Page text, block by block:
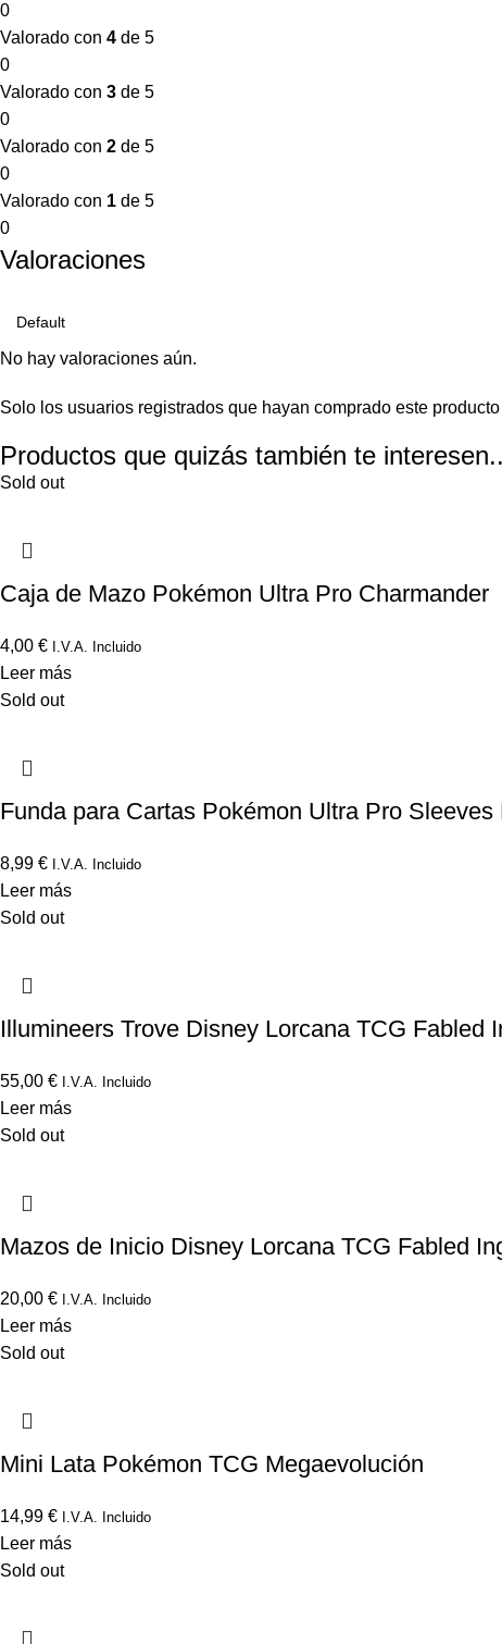
0
Valorado con 4 de 5
0
Valorado con 3 de 5
0
Valorado con 2 de 5
0
Valorado con 1 de 5
0
Valoraciones
No hay valoraciones aún.
Solo los usuarios registrados que hayan comprado este
Productos que quizás también te
Sold out
Caja de Mazo Pokémon Ultra Pro Charmander
4,00 € I.V.A. Incluido
Leer más
Sold out
Funda para Cartas Pokémon Ultra Pro
8,99 € I.V.A. Incluido
Leer más
Sold out
Illumineers Trove Disney Lorcana TCG Fabled
55,00 € I.V.A. Incluido
Leer más
Sold out
Mazos de Inicio Disney Lorcana TCG Fabled
20,00 € I.V.A. Incluido
Leer más
Sold out
Mini Lata Pokémon TCG Megaevolución
14,99 € I.V.A. Incluido
Leer más
Sold out